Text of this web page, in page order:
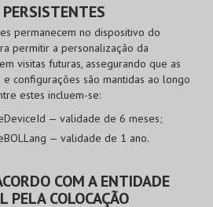
PERSISTENTES
permanecem no dispositivo do
permitir a personalização da
visitas futuras, assegurando que as
configurações são mantidas ao longo
estes incluem-se:
— validade de 6 meses;
— validade de 1 ano.
COM A ENTIDADE
PELA COLOCAÇÃO